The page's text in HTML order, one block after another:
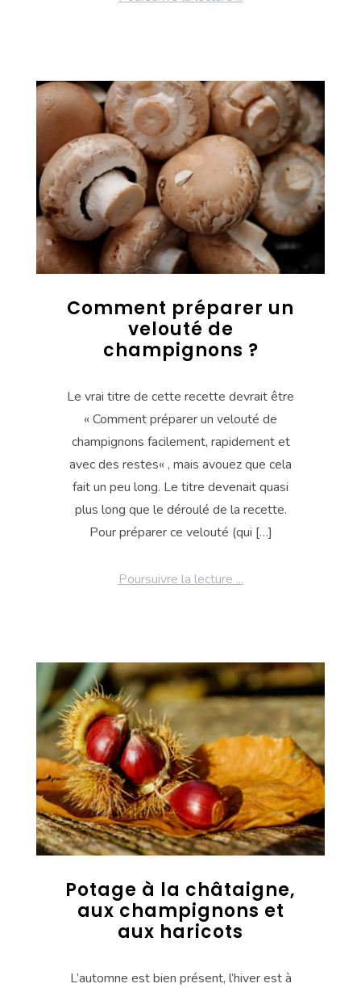
Comment préparer un
velouté de
champignons ?
Le vrai titre de cette recette devrait être
« Comment préparer un velouté de
champignons facilement, rapidement et
avec des restes« , mais avouez que cela
fait un peu long. Le titre devenait quasi
plus long que le déroulé de la recette.
Pour préparer ce velouté (qui […]
Poursuivre la lecture ...
Potage à la châtaigne,
aux champignons et
aux haricots
L’automne est bien présent, l’hiver est à